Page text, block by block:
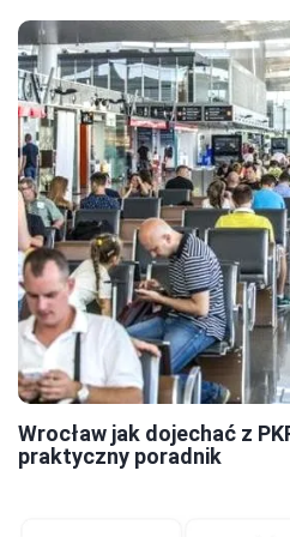
Wrocław jak dojechać z
praktyczny poradnik